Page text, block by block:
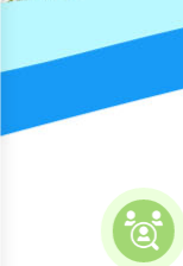
กิจการ
สภา
บริการ